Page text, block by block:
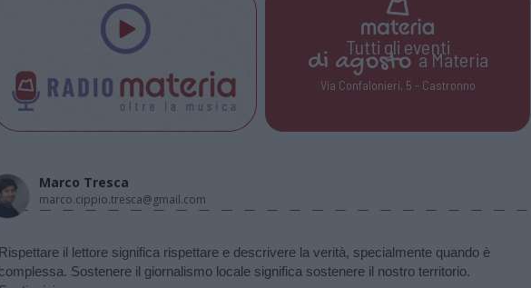
Tutti gli eventi
di agostoa Materia
Via Confalonieri, 5 - Castronno
Marco Tresca
marco.cippio.tresca@gmail.com
Rispettare il lettore significa rispettare e descrivere la verità, specialmente quando è
complessa. Sostenere il giornalismo locale significa sostenere il nostro territorio.